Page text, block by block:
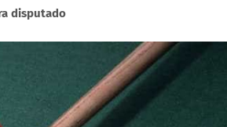
disputado